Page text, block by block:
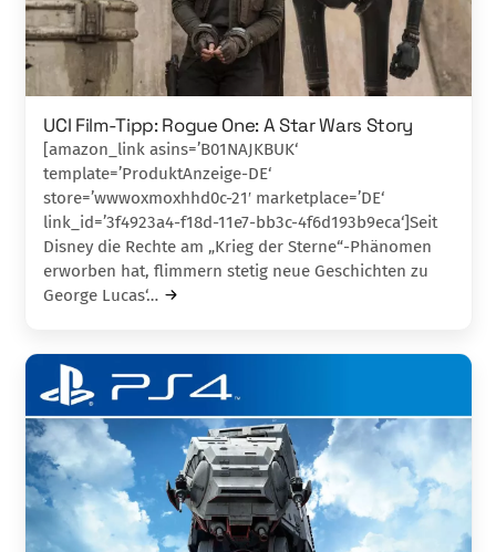
UCI Film-Tipp: Rogue One: A Star Wars Story
[amazon_link asins=’B01NAJKBUK‘
template=’ProduktAnzeige-DE‘
store=’wwwoxmoxhhd0c-21′ marketplace=’DE‘
link_id=’3f4923a4-f18d-11e7-bb3c-4f6d193b9eca‘]Seit
Disney die Rechte am „Krieg der Sterne“-Phänomen
erworben hat, flimmern stetig neue Ge­schichten zu
George Lucas‘…